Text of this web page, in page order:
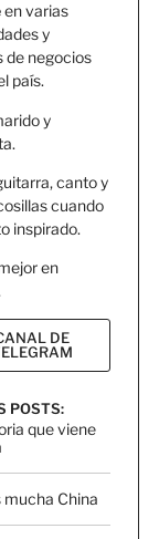
en varias
y
de negocios
país.
y
canto y
cuando
inspirado.
en
DE
POSTS:
que viene
mucha China